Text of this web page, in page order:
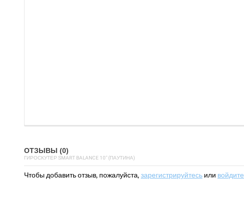
ОТЗЫВЫ (0)
ГИРОСКУТЕР SMART BALANCE 10" (ПАУТИНА)
Чтобы добавить отзыв, пожалуйста, зарегистрируйтесь или войдите